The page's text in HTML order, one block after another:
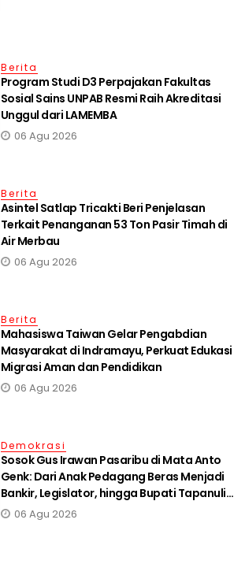
Berita
Program Studi D3 Perpajakan Fakultas
Sosial Sains UNPAB Resmi Raih Akreditasi
Unggul dari LAMEMBA
06 Agu 2026
Berita
Asintel Satlap Tricakti Beri Penjelasan
Terkait Penanganan 53 Ton Pasir Timah di
Air Merbau
06 Agu 2026
Berita
Mahasiswa Taiwan Gelar Pengabdian
Masyarakat di Indramayu, Perkuat Edukasi
Migrasi Aman dan Pendidikan
06 Agu 2026
Demokrasi
Sosok Gus Irawan Pasaribu di Mata Anto
Genk: Dari Anak Pedagang Beras Menjadi
Bankir, Legislator, hingga Bupati Tapanuli
Selatan
06 Agu 2026